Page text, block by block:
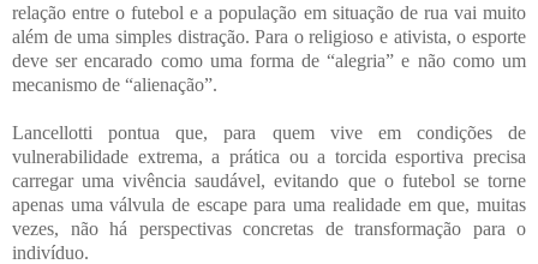
relação entre o futebol e a população em situação de rua vai muito
além de uma simples distração. Para o religioso e ativista, o esporte
deve ser encarado como uma forma de “alegria” e não como um
mecanismo de “alienação”.
Lancellotti pontua que, para quem vive em condições de
vulnerabilidade extrema, a prática ou a torcida esportiva precisa
carregar uma vivência saudável, evitando que o futebol se torne
apenas uma válvula de escape para uma realidade em que, muitas
vezes, não há perspectivas concretas de transformação para o
indivíduo.